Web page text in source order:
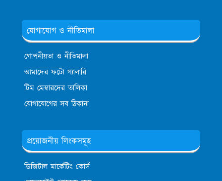
যোগাযোগ ও নীতিমালা
গোপনীয়তা ও নীতিমালা
আমাদের ফটো গ্যালারি
টিম মেম্বারদের তালিকা
যোগাযোগের সব ঠিকানা
প্রয়োজনীয় লিংকসমূহ
ডিজিটাল মার্কেটিং কোর্স